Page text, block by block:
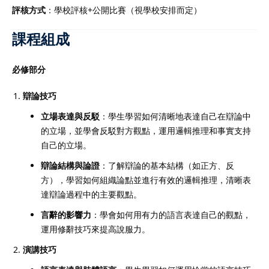
評核方式 ：學校評核+公開比賽（視學校安排而定）
課程組成
必修部分
辯論技巧
立場表達與反駁 ：學生學習如何清晰地表達自己在辯論中
的立場，並學會反駁對方觀點，運用邏輯推理和事實支持
自己的立場。
辯論結構與論證：了解辯論的基本結構（如正方、反
方），學習如何組織論點並進行有效的邏輯推理，清晰表
達辯論過程中的主要觀點。
言辭的影響力 ：學會如何用有力的語言表達自己的觀點，
運用修辭技巧來提高說服力。
演講技巧